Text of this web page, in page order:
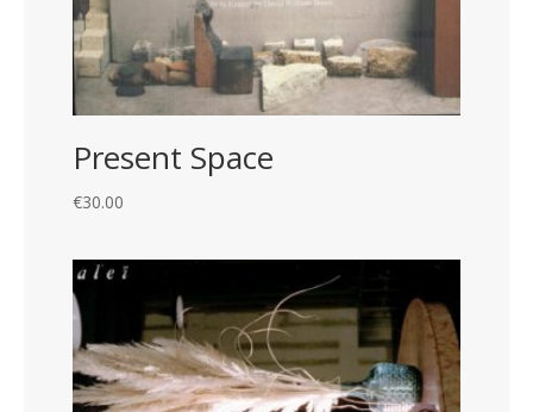
Present Space
€30.00